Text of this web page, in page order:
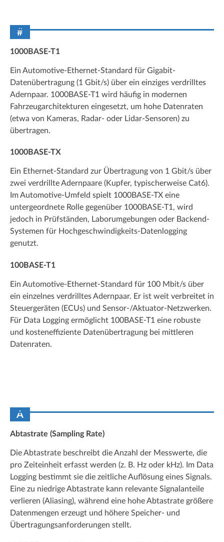
#
1000BASE-T1
Ein Automotive-Ethernet-Standard für Gigabit-
Datenübertragung (1 Gbit/s) über ein einziges verdrilltes
Adernpaar. 1000BASE-T1 wird häufig in modernen
Fahrzeugarchitekturen eingesetzt, um hohe Datenraten
(etwa von Kameras, Radar- oder Lidar-Sensoren) zu
übertragen.
1000BASE-TX
Ein Ethernet-Standard zur Übertragung von 1 Gbit/s über
zwei verdrillte Adernpaare (Kupfer, typischerweise Cat6).
Im Automotive-Umfeld spielt 1000BASE-TX eine
untergeordnete Rolle gegenüber 1000BASE-T1, wird
jedoch in Prüfständen, Laborumgebungen oder Backend-
Systemen für Hochgeschwindigkeits-Datenlogging
genutzt.
100BASE-T1
Ein Automotive-Ethernet-Standard für 100 Mbit/s über
ein einzelnes verdrilltes Adernpaar. Er ist weit verbreitet in
Steuergeräten (ECUs) und Sensor-/Aktuator-Netzwerken.
Für Data Logging ermöglicht 100BASE-T1 eine robuste
und kosteneffiziente Datenübertragung bei mittleren
Datenraten.
A
Abtastrate (Sampling Rate)
Die Abtastrate beschreibt die Anzahl der Messwerte, die
pro Zeiteinheit erfasst werden (z. B. Hz oder kHz). Im Data
Logging bestimmt sie die zeitliche Auflösung eines Signals.
Eine zu niedrige Abtastrate kann relevante Signalanteile
verlieren (Aliasing), während eine hohe Abtastrate größere
Datenmengen erzeugt und höhere Speicher- und
Übertragungsanforderungen stellt.